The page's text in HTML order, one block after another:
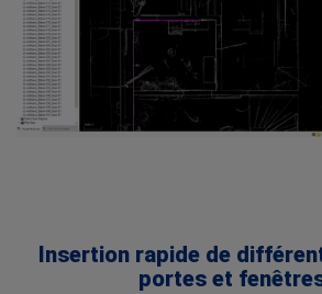
Insertion rapide de
portes et